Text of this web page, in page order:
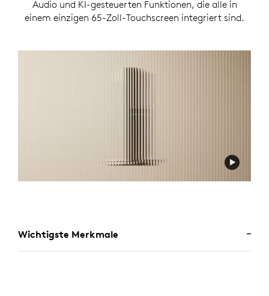
Audio und KI-gesteuerten Funktionen, die alle in
einem einzigen 65-Zoll-Touchscreen integriert sind.
Wichtigste Merkmale